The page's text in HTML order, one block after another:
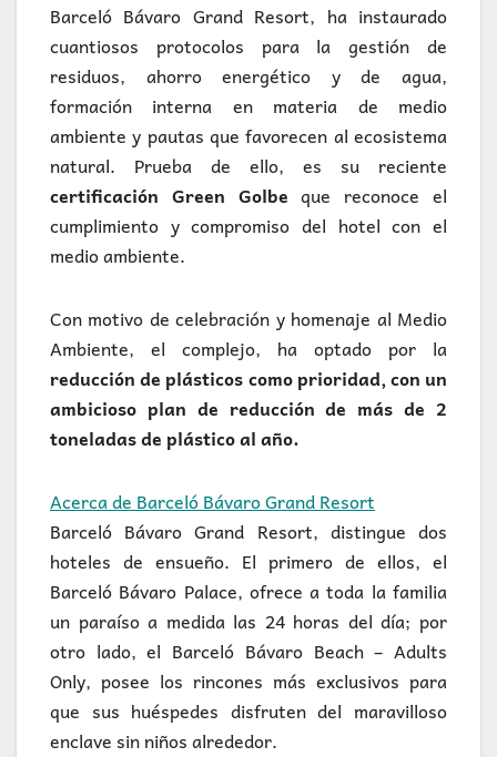
Barceló Bávaro Grand Resort, ha instaurado
cuantiosos protocolos para la gestión de
residuos, ahorro energético y de agua,
formación interna en materia de medio
ambiente y pautas que favorecen al ecosistema
natural. Prueba de ello, es su reciente
certificación Green Golbeque reconoce el
cumplimiento y compromiso del hotel con el
medio ambiente.
Con motivo de celebración y homenaje al Medio
Ambiente, el complejo, ha optado por la
reducción de plásticos como prioridad, con un
ambicioso plan de reducción de más de 2
toneladas de plástico al año.
Acerca de Barceló Bávaro Grand Resort
Barceló Bávaro Grand Resort, distingue dos
hoteles de ensueño. El primero de ellos, el
Barceló Bávaro Palace, ofrece a toda la familia
un paraíso a medida las 24 horas del día; por
otro lado, el Barceló Bávaro Beach – Adults
Only, posee los rincones más exclusivos para
que sus huéspedes disfruten del maravilloso
enclave sin niños alrededor.